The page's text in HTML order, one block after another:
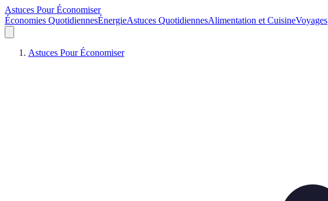
Astuces Pour Économiser
Économies QuotidiennesÉnergieAstuces QuotidiennesAlimentation et CuisineVoyages
Astuces Pour Économiser